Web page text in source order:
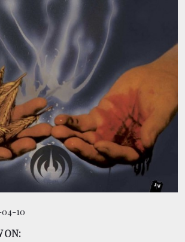
MEDIAS
CONTACT
BOUTIQUE
04-10
ON: